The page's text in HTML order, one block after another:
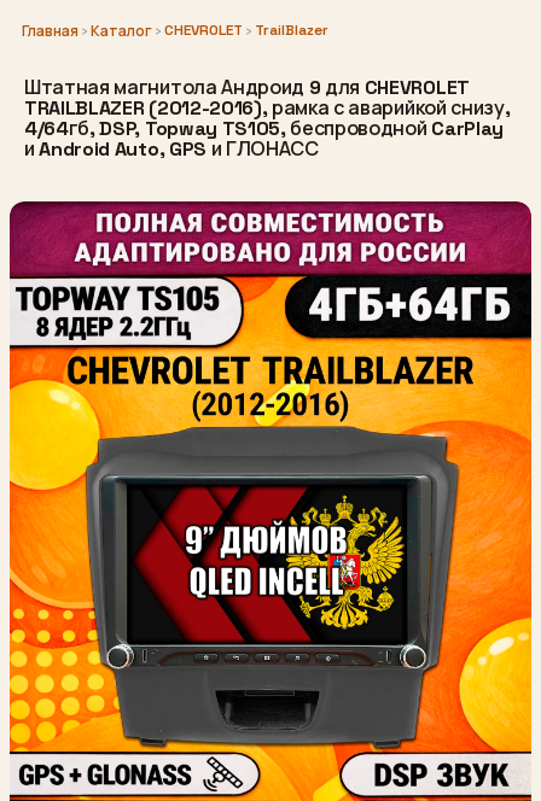
Главная ›Каталог›CHEVROLET › TrailBlazer
Штатная магнитола Андроид 9 для CHEVROLET
TRAILBLAZER (2012-2016), рамка с аварийкой снизу,
4/64гб, DSP, Topway TS105, беспроводной CarPlay
и Android Auto, GPS и ГЛОНАСС